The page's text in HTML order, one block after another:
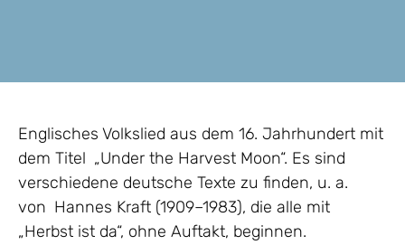
Englisches Volkslied aus dem 16. Jahrhundert mit
dem Titel „Under the Harvest Moon“. Es sind
verschiedene deutsche Texte zu finden, u. a.
von Hannes Kraft (1909–1983), die alle mit
„Herbst ist da“, ohne Auftakt, beginnen.